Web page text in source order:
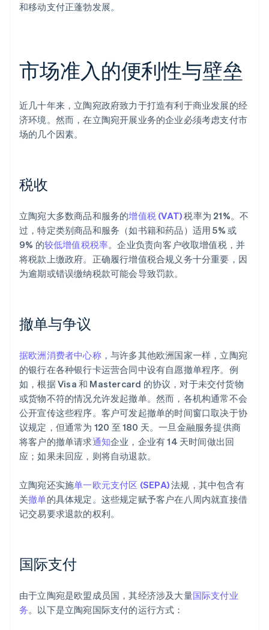
和移动支付正蓬勃发展。
市场准入的便利性与壁垒
近几十年来，立陶宛政府致力于打造有利于商业发展的经
济环境。然而，在立陶宛开展业务的企业必须考虑支付市
场的几个因素。
税收
立陶宛大多数商品和服务的增值税 (VAT)税率为 21%。不
过，特定类别商品和服务（如书籍和药品）适用 5% 或
9% 的较低增值税税率。企业负责向客户收取增值税，并
将税款上缴政府。正确履行增值税合规义务十分重要，因
为逾期或错误缴纳税款可能会导致罚款。
撤单与争议
据欧洲消费者中心称，与许多其他欧洲国家一样，立陶宛
的银行在各种银行卡运营合同中设有自愿撤单程序。例
如，根据 Visa 和 Mastercard 的协议，对于未交付货物
或货物不符的情况允许发起撤单。然而，各机构通常不会
公开宣传这些程序。客户可发起撤单的时间窗口取决于协
议规定，但通常为 120 至 180 天。一旦金融服务提供商
将客户的撤单请求通知企业，企业有 14 天时间做出回
应；如果未回应，则将自动退款。
立陶宛还实施单一欧元支付区 (SEPA)法规，其中包含有
关撤单的具体规定。这些规定赋予客户在八周内就直接借
记交易要求退款的权利。
国际支付
由于立陶宛是欧盟成员国，其经济涉及大量国际支付业
务。以下是立陶宛国际支付的运行方式：